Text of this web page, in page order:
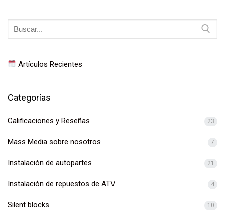
Buscar:
Artículos Recientes
Categorías
Calificaciones y Reseñas 23
Mass Media sobre nosotros 7
Instalación de autopartes 21
Instalación de repuestos de ATV 4
Silent blocks 10